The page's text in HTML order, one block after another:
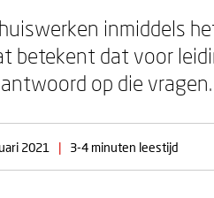
inmiddels
betekent dat voor
antwoord op die vragen.
2021 | 3-4 minuten leestijd